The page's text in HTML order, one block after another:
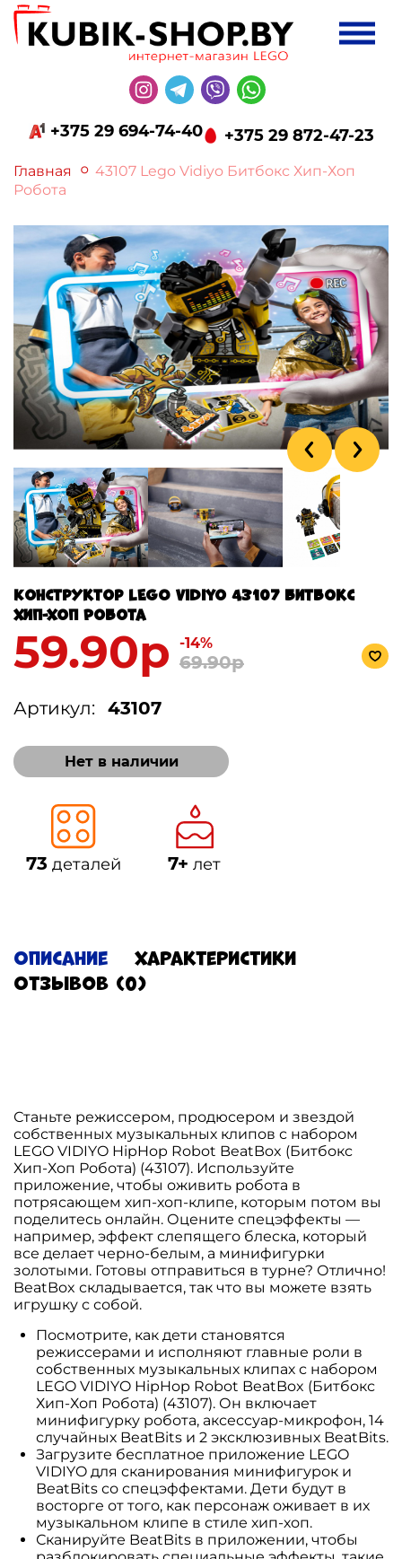
+375 29 694-74-40 +375 29 872-47-23
Главная
43107 Lego Vidiyo Битбокс Хип-Хоп
Робота
Конструктор LEGO Vidiyo 43107 Битбокс
Хип-Хоп Робота
59.90р -14%
69.90р
Артикул: 43107
Нет в наличии
73 деталей 7+ лет
Описание
Характеристики
Отзывов (0)
Станьте режиссером, продюсером и звездой
собственных музыкальных клипов с набором
LEGO VIDIYO HipHop Robot BeatBox (Битбокс
Хип-Хоп Робота) (43107). Используйте
приложение, чтобы оживить робота в
потрясающем хип-хоп-клипе, которым потом вы
поделитесь онлайн. Оцените спецэффекты —
например, эффект слепящего блеска, который
все делает черно-белым, а минифигурки
золотыми. Готовы отправиться в турне? Отлично!
BeatBox складывается, так что вы можете взять
игрушку с собой.
Посмотрите, как дети становятся
режиссерами и исполняют главные роли в
собственных музыкальных клипах с набором
LEGO VIDIYO HipHop Robot BeatBox (Битбокс
Хип-Хоп Робота) (43107). Он включает
минифигурку робота, аксессуар-микрофон, 14
случайных BeatBits и 2 эксклюзивных BeatBits.
Загрузите бесплатное приложение LEGO
VIDIYO для сканирования минифигурок и
BeatBits со спецэффектами. Дети будут в
восторге от того, как персонаж оживает в их
музыкальном клипе в стиле хип-хоп.
Сканируйте BeatBits в приложении, чтобы